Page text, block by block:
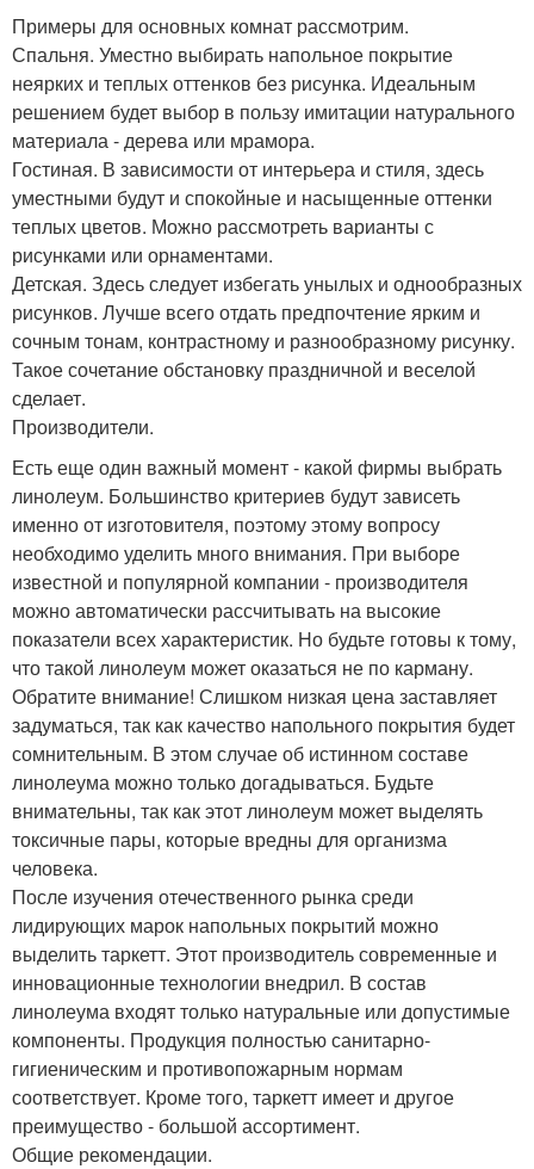
Примеры для основных комнат рассмотрим.
Спальня. Уместно выбирать напольное покрытие
неярких и теплых оттенков без рисунка. Идеальным
решением будет выбор в пользу имитации натурального
материала - дерева или мрамора.
Гостиная. В зависимости от интерьера и стиля, здесь
уместными будут и спокойные и насыщенные оттенки
теплых цветов. Можно рассмотреть варианты с
рисунками или орнаментами.
Детская. Здесь следует избегать унылых и однообразных
рисунков. Лучше всего отдать предпочтение ярким и
сочным тонам, контрастному и разнообразному рисунку.
Такое сочетание обстановку праздничной и веселой
сделает.
Производители.
Есть еще один важный момент - какой фирмы выбрать
линолеум. Большинство критериев будут зависеть
именно от изготовителя, поэтому этому вопросу
необходимо уделить много внимания. При выборе
известной и популярной компании - производителя
можно автоматически рассчитывать на высокие
показатели всех характеристик. Но будьте готовы к тому,
что такой линолеум может оказаться не по карману.
Обратите внимание! Слишком низкая цена заставляет
задуматься, так как качество напольного покрытия будет
сомнительным. В этом случае об истинном составе
линолеума можно только догадываться. Будьте
внимательны, так как этот линолеум может выделять
токсичные пары, которые вредны для организма
человека.
После изучения отечественного рынка среди
лидирующих марок напольных покрытий можно
выделить таркетт. Этот производитель современные и
инновационные технологии внедрил. В состав
линолеума входят только натуральные или допустимые
компоненты. Продукция полностью санитарно-
гигиеническим и противопожарным нормам
соответствует. Кроме того, таркетт имеет и другое
преимущество - большой ассортимент.
Общие рекомендации.